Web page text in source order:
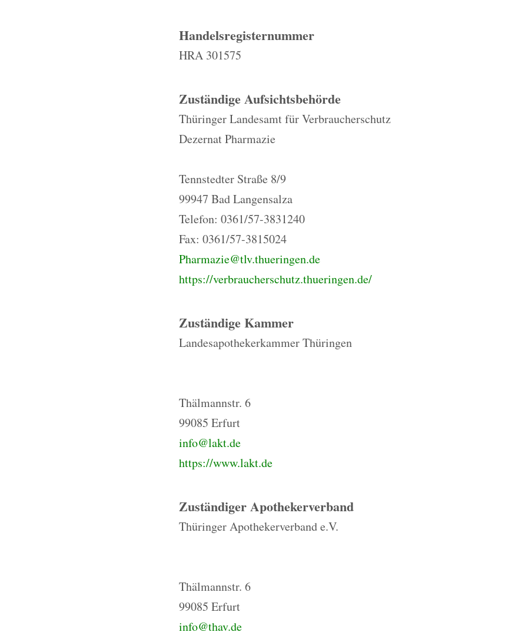
Handelsregisternummer
HRA 301575
Zuständige Aufsichtsbehörde
Thüringer Landesamt für Verbraucherschutz
Dezernat Pharmazie
Tennstedter Straße 8/9
99947 Bad Langensalza
Telefon: 0361/57-3831240
Fax: 0361/57-3815024
Pharmazie@tlv.thueringen.de
https://verbraucherschutz.thueringen.de/
Zuständige Kammer
Landesapothekerkammer Thüringen
Thälmannstr. 6
99085 Erfurt
info@lakt.de
https://www.lakt.de
Zuständiger Apothekerverband
Thüringer Apothekerverband e.V.
Thälmannstr. 6
99085 Erfurt
info@thav.de